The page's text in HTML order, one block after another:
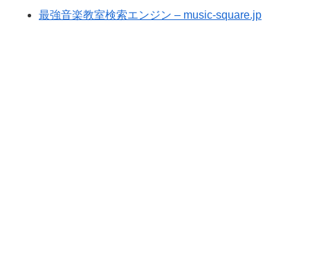
最強音楽教室検索エンジン – music-square.jp